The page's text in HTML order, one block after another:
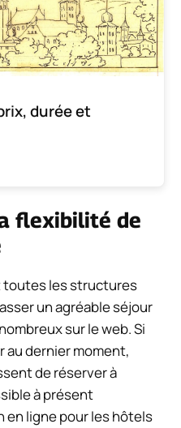
durée et
flexibilité de
toutes les structures
un agréable séjour
sur le web. Si
dernier moment,
de réserver à
à présent
en ligne pour les hôtels